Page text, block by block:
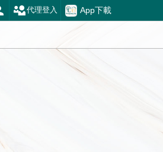
App下載
代理登入